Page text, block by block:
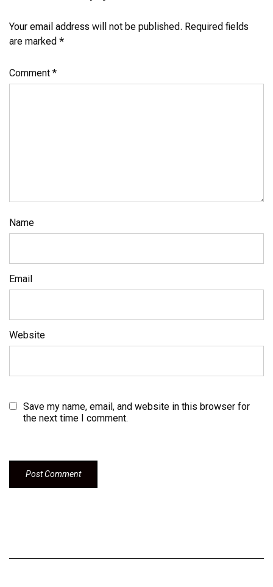
Your email address will not be published. Required fields
are marked *
Comment *
Name
Email
Website
Save my name, email, and website in this browser for
the next time I comment.